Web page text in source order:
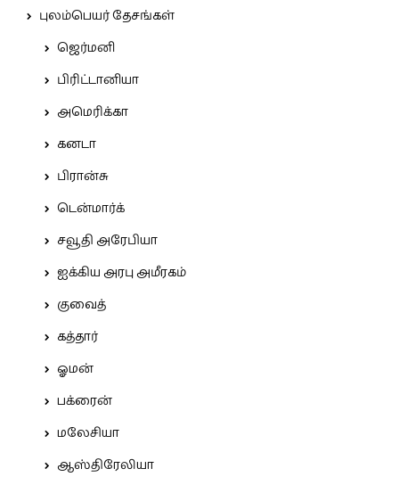
புலம்பெயர் தேசங்கள்
ஜெர்மனி
பிரிட்டானியா
அமெரிக்கா
கனடா
பிரான்சு
டென்மார்க்
சவூதி அரேபியா
ஐக்கிய அரபு அமீரகம்
குவைத்
கத்தார்
ஓமன்
பக்ரைன்
மலேசியா
ஆஸ்திரேலியா